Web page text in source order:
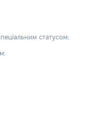
статусом: